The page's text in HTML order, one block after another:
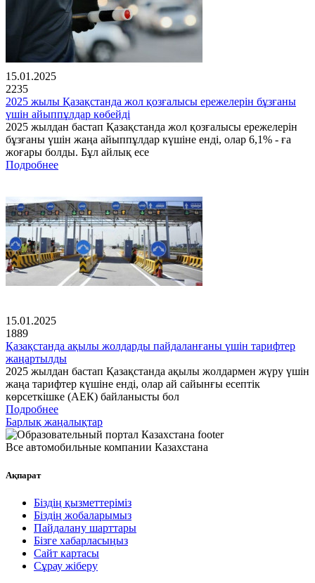
15.01.2025
2235
2025 жылы Қазақстанда жол қозғалысы ережелерін бұзғаны
үшін айыппұлдар көбейді
2025 жылдан бастап Қазақстанда жол қозғалысы ережелерін
бұзғаны үшін жаңа айыппұлдар күшіне енді, олар 6,1% - ға
жоғары болды. Бұл айлық есе
Подробнее
15.01.2025
1889
Қазақстанда ақылы жолдарды пайдаланғаны үшін тарифтер
жаңартылды
2025 жылдан бастап Қазақстанда ақылы жолдармен жүру үшін
жаңа тарифтер күшіне енді, олар ай сайынғы есептік
көрсеткішке (АЕК) байланысты бол
Подробнее
Барлық жаңалықтар
Все автомобильные компании Казахстана
Ақпарат
Біздің қызметтеріміз
Біздің жобаларымыз
Пайдалану шарттары
Бізге хабарласыңыз
Сайт картасы
Сұрау жіберу